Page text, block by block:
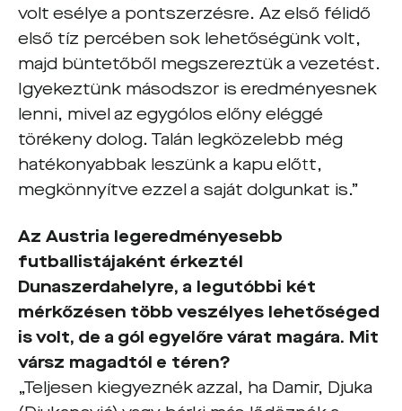
volt esélye a pontszerzésre. Az első félidő
első tíz percében sok lehetőségünk volt,
majd büntetőből megszereztük a vezetést.
Igyekeztünk másodszor is eredményesnek
lenni, mivel az egygólos előny eléggé
törékeny dolog. Talán legközelebb még
hatékonyabbak leszünk a kapu előtt,
megkönnyítve ezzel a saját dolgunkat is.”
Az Austria legeredményesebb
futballistájaként érkeztél
Dunaszerdahelyre, a legutóbbi két
mérkőzésen több veszélyes lehetőséged
is volt, de a gól egyelőre várat magára. Mit
vársz magadtól e téren?
„Teljesen kiegyeznék azzal, ha Damir, Djuka